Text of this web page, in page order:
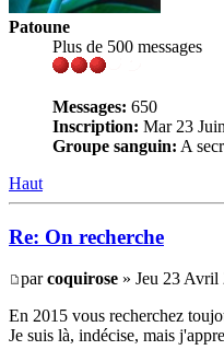
Patoune
Plus de 500 messages
Messages: 650
Inscription: Mar 23
Groupe sanguin: A
Haut
Re: On recherche
parcoquirose » Jeu 23 Avril
En 2015 vous recherchez
Je suis là, indécise, mais